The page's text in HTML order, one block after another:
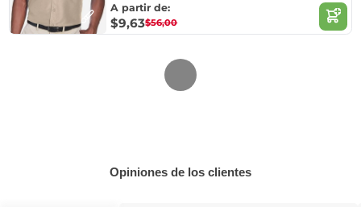
A partir de:
$9,63$56,00
Opiniones de los clientes